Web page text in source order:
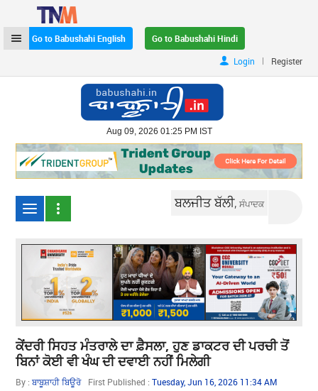
Go to Babushahi English
Go to Babushahi Hindi
Login
| Register
Aug 09, 2026 01:25 PM IST
ਬਲਜੀਤ ਬੱਲੀ,ਸੰਪਾਦਕ
ਕੇਂਦਰੀ ਸਿਹਤ ਮੰਤਰਾਲੇ ਦਾ ਫ਼ੈਸਲਾ, ਹੁਣ ਡਾਕਟਰ ਦੀ ਪਰਚੀ ਤੋਂ
ਬਿਨਾਂ ਕੋਈ ਵੀ ਖੰਘ ਦੀ ਦਵਾਈ ਨਹੀਂ ਮਿਲੇਗੀ
By :ਬਾਬੂਸ਼ਾਹੀ ਬਿਊਰੋ First Published :Tuesday, Jun 16, 2026 11:34 AM